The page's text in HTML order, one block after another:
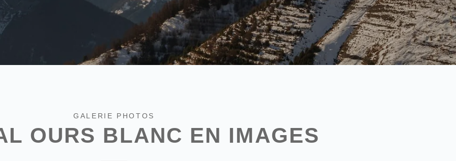
GALERIE PHOTOS
OURS BLANC EN IMAGES